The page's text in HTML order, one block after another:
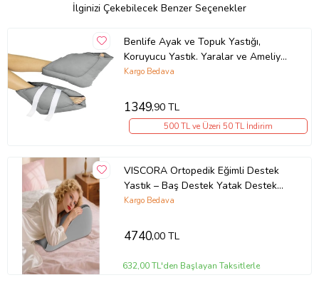
İlginizi Çekebilecek Benzer Seçenekler
Benlife Ayak ve Topuk Yastığı,
Koruyucu Yastık. Yaralar ve Ameliyat
sonrası için Ayak Yastığı -Gri
Kargo Bedava
1349,90 TL
500 TL ve Üzeri 50 TL İndirim
VISCORA Ortopedik Eğimli Destek
Yastık – Baş Destek Yatak Destek
23x50x40
Kargo Bedava
4740,00 TL
632,00 TL'den Başlayan Taksitlerle